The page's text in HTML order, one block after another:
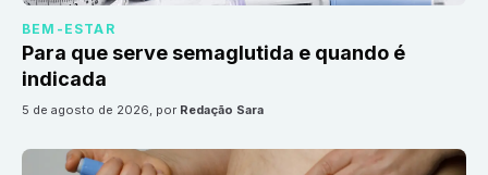
BEM-ESTAR
Para que serve semaglutida e quando é
indicada
5 de agosto de 2026, por Redação Sara